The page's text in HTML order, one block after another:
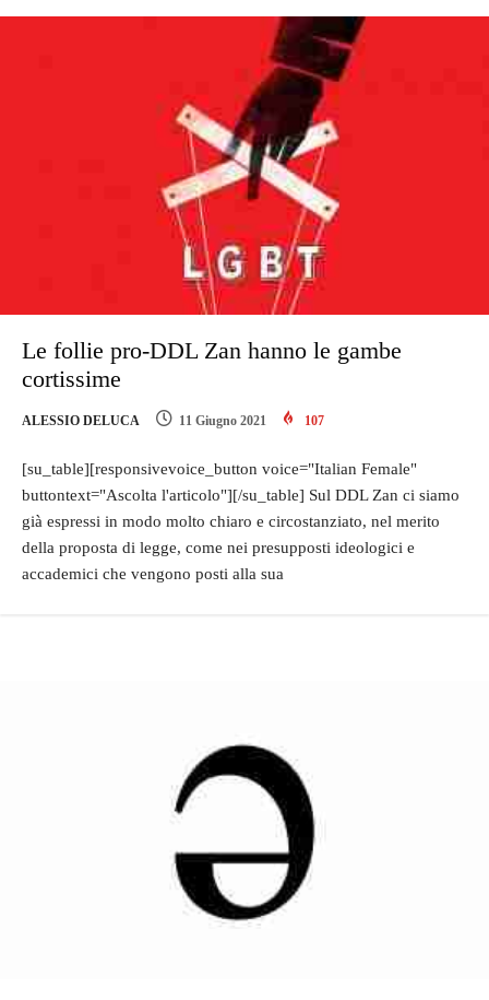
Le follie pro-DDL Zan hanno le gambe
cortissime
ALESSIO DELUCA 11 Giugno 2021 107
[su_table][responsivevoice_button voice="Italian Female"
buttontext="Ascolta l'articolo"][/su_table] Sul DDL Zan ci siamo
già espressi in modo molto chiaro e circostanziato, nel merito
della proposta di legge, come nei presupposti ideologici e
accademici che vengono posti alla sua